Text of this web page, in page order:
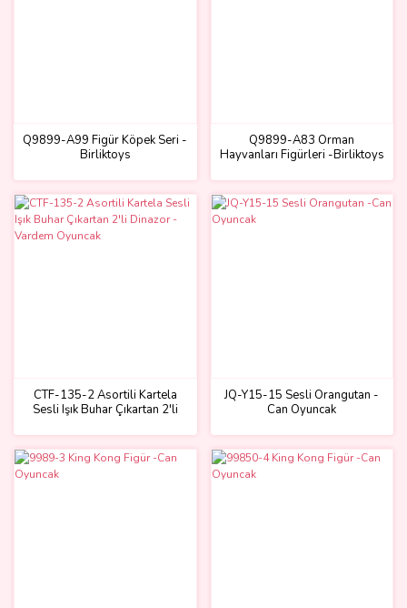
Q9899-A99 Figür Köpek Seri -
Birliktoys
Q9899-A83 Orman
Hayvanları Figürleri -Birliktoys
CTF-135-2 Asortili Kartela
Sesli Işık Buhar Çıkartan 2'li
JQ-Y15-15 Sesli Orangutan -
Can Oyuncak